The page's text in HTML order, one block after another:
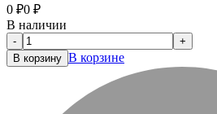
0 ₽0 ₽
В наличии
-
+
В корзину В корзине